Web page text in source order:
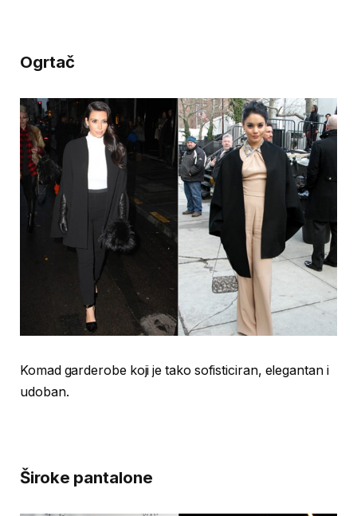
Ogrtač
Komad garderobe koji je tako sofisticiran, elegantan i
udoban.
Široke pantalone